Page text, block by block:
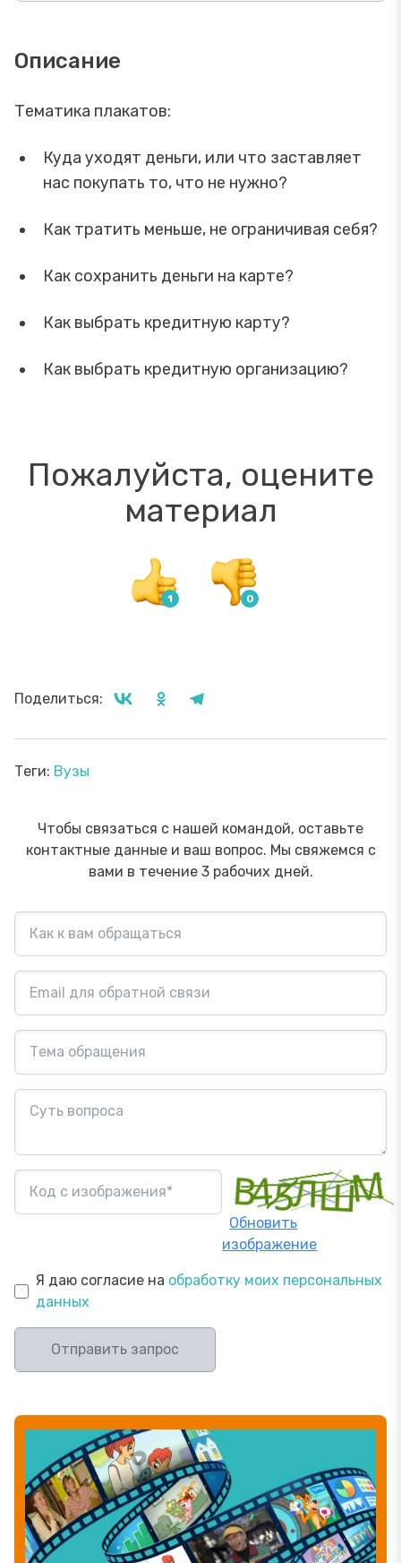
Описание
Тематика плакатов:
Куда уходят деньги, или что заставляет
нас покупать то, что не нужно?
Как тратить меньше, не ограничивая себя?
Как сохранить деньги на карте?
Как выбрать кредитную карту?
Как выбрать кредитную организацию?
Пожалуйста, оцените
материал
Поделиться:
Теги: Вузы
Чтобы связаться с нашей командой, оставьте
контактные данные и ваш вопрос. Мы свяжемся с
вами в течение 3 рабочих дней.
Обновить
изображение
Я даю согласие на обработку моих персональных
данных
Отправить запрос